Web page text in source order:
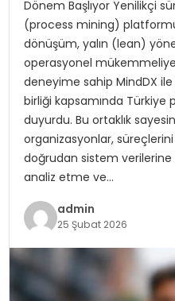
Dönem Başlıyor Yenilikçi
(process mining)
dönüşüm, yalın (lean)
operasyonel mükemmeliyet
deneyime sahip MindDX
birliği kapsamında Türkiye
duyurdu. Bu ortaklık
organizasyonlar,
doğrudan sistem
analiz etme ve…
admin
25 Şubat 2026